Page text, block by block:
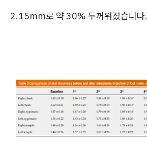
2.15mm로 약 30% 두꺼워졌습니다.